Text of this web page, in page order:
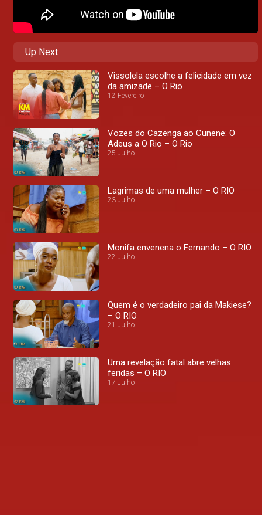
Up Next
Vissolela escolhe a felicidade em vez
da amizade – O Rio
12 Fevereiro
Vozes do Cazenga ao Cunene: O
Adeus a O Rio – O Rio
25 Julho
Lagrimas de uma mulher – O RIO
23 Julho
Monifa envenena o Fernando – O RIO
22 Julho
Quem é o verdadeiro pai da Makiese?
– O RIO
21 Julho
Uma revelação fatal abre velhas
feridas – O RIO
17 Julho